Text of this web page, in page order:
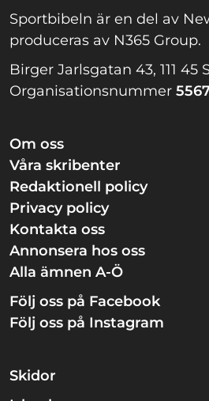
Sportbibeln är en del av
produceras av N365 Group.
Birger Jarlsgatan 43, 111 45
Organisationsnummer
Om oss
Våra skribenter
Redaktionell policy
Privacy policy
Kontakta oss
Annonsera hos oss
Alla ämnen A-Ö
Följ oss på Facebook
Följ oss på Instagram
Skidor